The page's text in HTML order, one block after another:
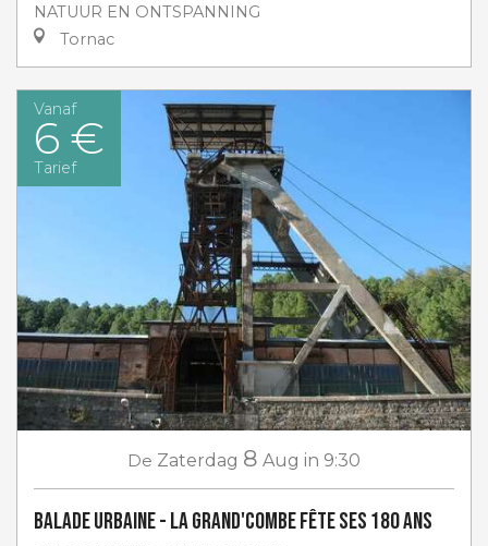
NATUUR EN ONTSPANNING
Tornac
Vanaf
6 €
Tarief
De Zaterdag 8 Aug in 9:30
Balade urbaine - La Grand'Combe fête ses 180 ans